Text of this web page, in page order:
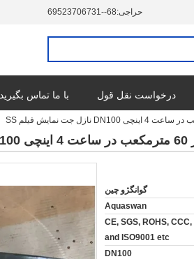
حراجی:86--13760732596
با ما تماس بگیرید درخواست نقل قول
گوانگژو چین
Aquaswan
CE, SGS, ROHS,
and ISO9001 etc
DN100